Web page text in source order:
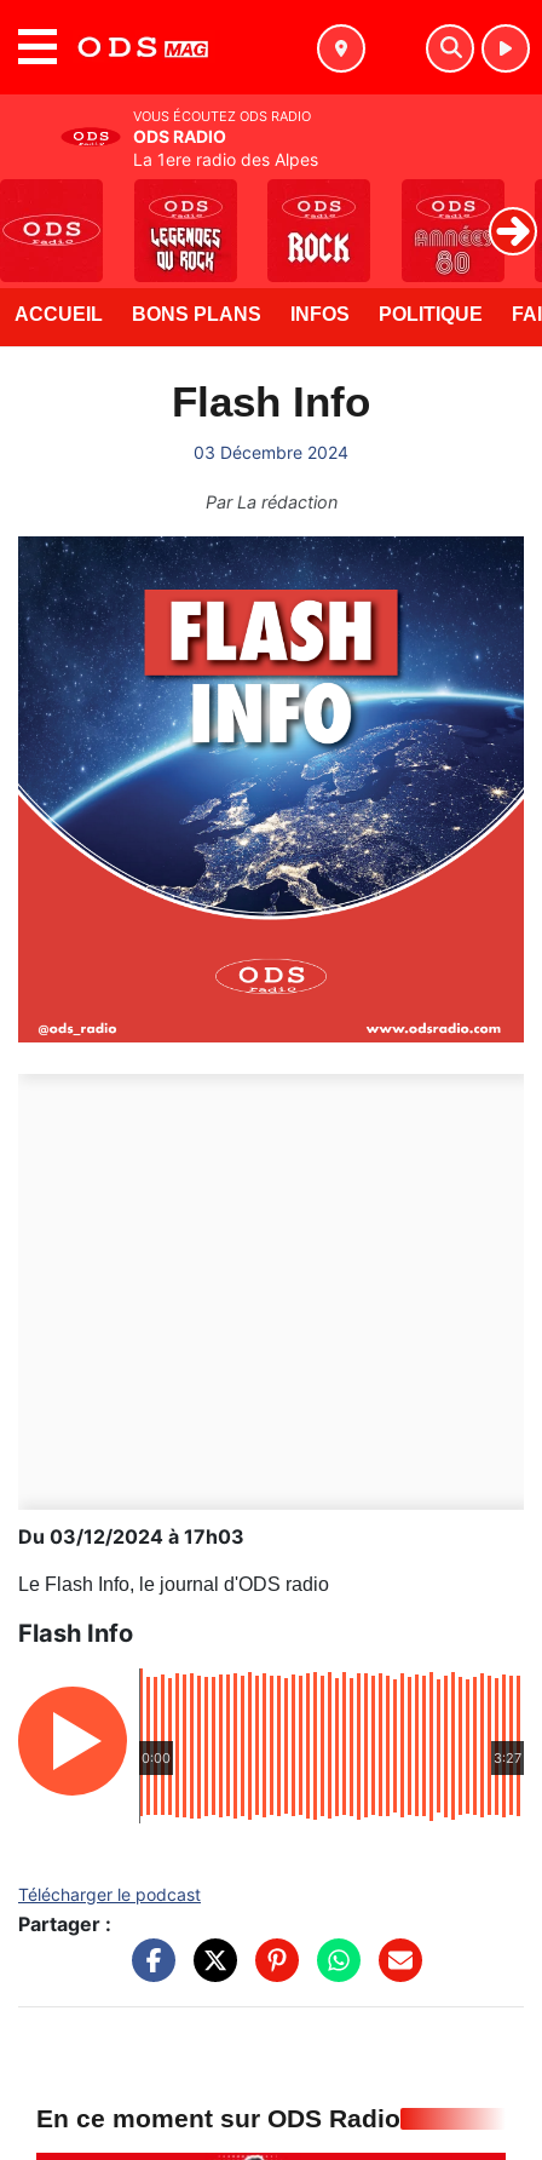
ACCUEIL BONS PLANS INFOS POLITIQUE
Flash Info
03 Décembre 2024
ParLa rédaction
Du 03/12/2024 à 17h03
Le Flash Info, le journal d'ODS radio
Flash Info
0:00 3:27
Télécharger le podcast
Partager :
En ce moment sur ODS Radio
VOUS ÉCOUTEZ ODS RADIO
ODS RADIO
La 1ere radio des Alpes